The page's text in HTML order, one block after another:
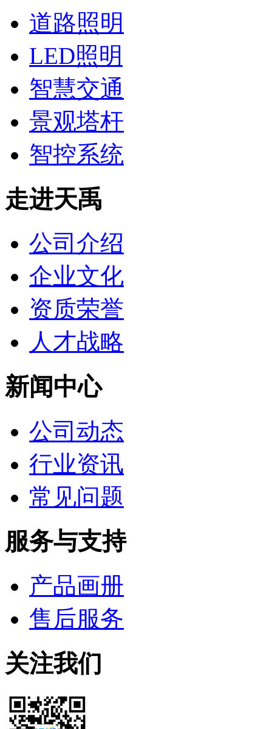
道路照明
LED照明
智慧交通
景观塔杆
智控系统
走进天禹
公司介绍
企业文化
资质荣誉
人才战略
新闻中心
公司动态
行业资讯
常见问题
服务与支持
产品画册
售后服务
关注我们